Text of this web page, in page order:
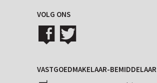
VOLG ONS
VASTGOEDMAKELAAR-BEMIDDELAAR